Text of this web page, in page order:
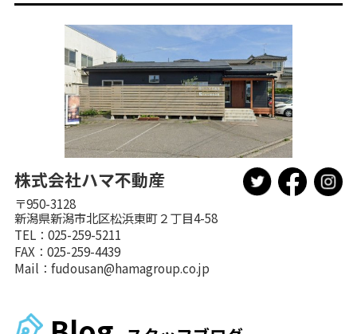
株式会社ハマ不動産
〒950-3128
新潟県新潟市北区松浜東町２丁目4-58
TEL：025-259-5211
FAX：025-259-4439
Mail： fudousan@hamagroup.co.jp